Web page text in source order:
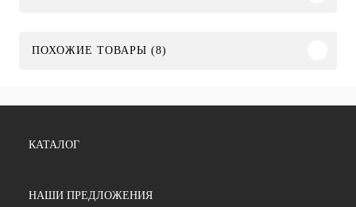
ПОХОЖИЕ ТОВАРЫ (8)
КАТАЛОГ
НАШИ ПРЕДЛОЖЕНИЯ